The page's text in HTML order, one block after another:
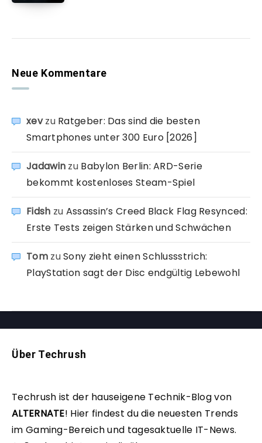
Neue Kommentare
xevzu Ratgeber: Das sind die besten
Smartphones unter 300 Euro [2026]
Jadawin zu Babylon Berlin: ARD-Serie
bekommt kostenloses Steam-Spiel
Fidsh zu Assassin’s Creed Black Flag Resynced:
Erste Tests zeigen Stärken und Schwächen
TomzuSony zieht einen Schlussstrich:
PlayStation sagt der Disc endgültig Lebewohl
Über Techrush
Techrush ist der hauseigene Technik-Blog von
ALTERNATE! Hier findest du die neuesten Trends
im Gaming-Bereich und tagesaktuelle IT-News.